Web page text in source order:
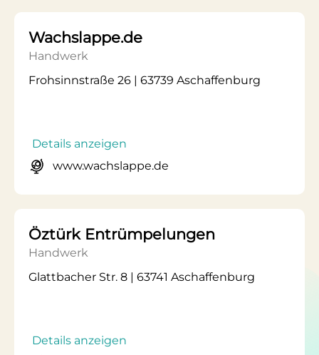
Wachslappe.de
Handwerk
Frohsinnstraße 26 | 63739 Aschaffenburg
Details anzeigen
www.wachslappe.de
Öztürk Entrümpelungen
Handwerk
Glattbacher Str. 8 | 63741 Aschaffenburg
Details anzeigen